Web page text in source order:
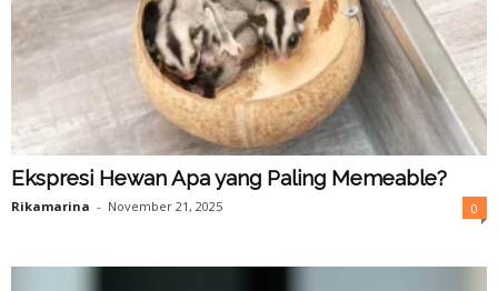
Ekspresi Hewan Apa yang Paling Memeable?
Rikamarina - November 21, 2025 0